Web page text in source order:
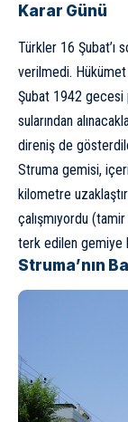
Karar Günü
Türkler 16 Şubat’ı
verilmedi.
Şubat 1942 gecesi
sularından
direniş de
Struma gemisi,
kilometre
çalışmıyordu (tamir
terk edilen gemiye
Struma’nın